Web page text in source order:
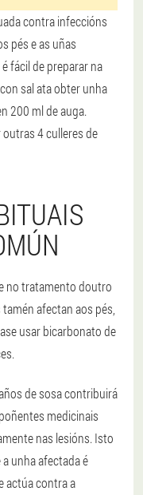
contra infeccións
pés e as uñas
fácil de preparar na
sal ata obter unha
200 ml de auga.
4 culleres de
no tratamento doutro
afectan aos pés,
usar bicarbonato de
de sosa contribuirá
medicinais
nas lesións. Isto
unha afectada é
actúa contra a